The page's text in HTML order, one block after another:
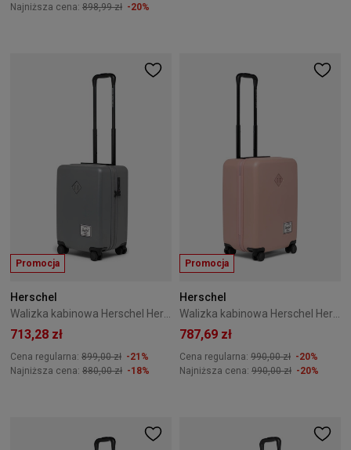
Najniższa cena: 898,99 zł -20%
Promocja
Herschel
Walizka kabinowa Herschel Heritage 50 cm Szara
713,28 zł
Cena regularna: 899,00 zł -21%
Najniższa cena: 880,00 zł -18%
Promocja
Herschel
Walizka kabinowa Herschel Heritage 54 cm Ash Rose
787,69 zł
Cena regularna: 990,00 zł -20%
Najniższa cena: 990,00 zł -20%